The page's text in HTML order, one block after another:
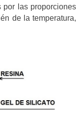
por las proporciones
de la temperatura,